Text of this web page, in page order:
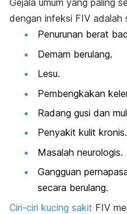
Gejala umum yang paling
dengan infeksi FIV adalah
Penurunan berat
Demam berulang.
Lesu.
Pembengkakan
Radang gusi dan
Penyakit kulit kronis.
Masalah neurologis.
Gangguan
secara berulang.
Ciri-ciri kucing sakit FIV